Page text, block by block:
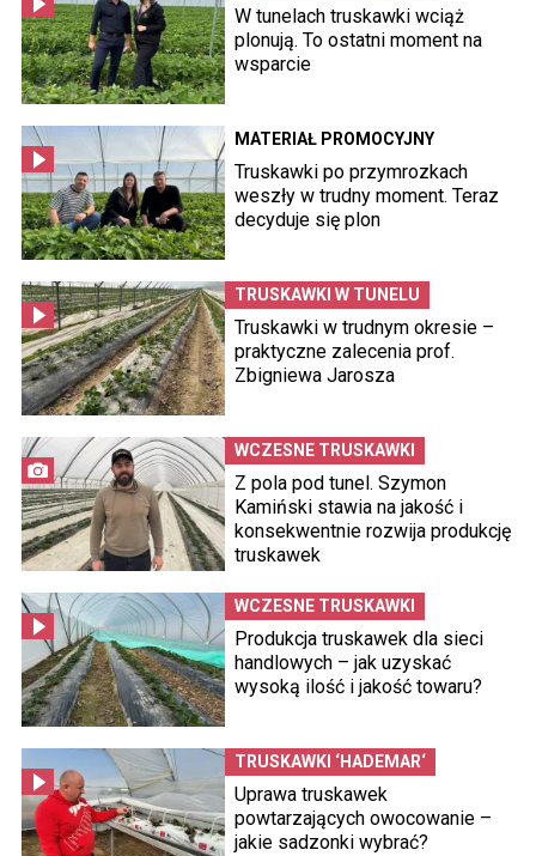
W tunelach truskawki wciąż
plonują. To ostatni moment na
wsparcie
MATERIAŁ PROMOCYJNY
Truskawki po przymrozkach
weszły w trudny moment. Teraz
decyduje się plon
TRUSKAWKI W TUNELU
Truskawki w trudnym okresie –
praktyczne zalecenia prof.
Zbigniewa Jarosza
WCZESNE TRUSKAWKI
Z pola pod tunel. Szymon
Kamiński stawia na jakość i
konsekwentnie rozwija produkcję
truskawek
WCZESNE TRUSKAWKI
Produkcja truskawek dla sieci
handlowych – jak uzyskać
wysoką ilość i jakość towaru?
TRUSKAWKI ‘HADEMAR‘
Uprawa truskawek
powtarzających owocowanie –
jakie sadzonki wybrać?